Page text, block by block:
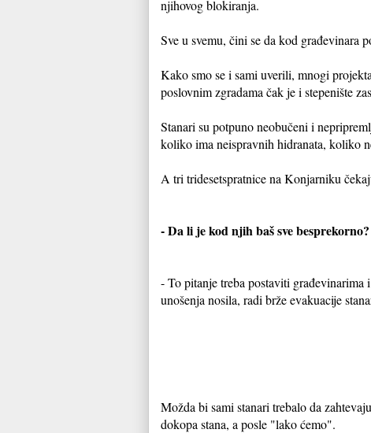
njihovog blokiranja.
Sve u svemu, čini se da kod građevinara
Kako smo se i sami uverili, mnogi
poslovnim zgradama čak je i stepenište
Stanari su potpuno neobučeni i
koliko ima neispravnih hidranata, koliko
A tri tridesetspratnice na Konjarniku
- Da li je kod njih baš sve besprekorno?
- To pitanje treba postaviti
unošenja nosila, radi brže evakuacije
Možda bi sami stanari trebalo da
dokopa stana, a posle "lako ćemo".